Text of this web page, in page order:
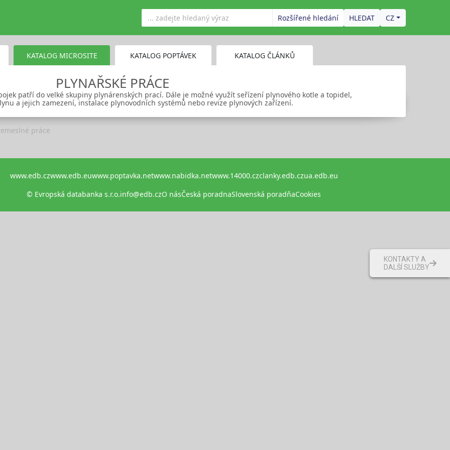
Rozšířené hledání CZ
KATALOG MICROSITE KATALOG POPTÁVEK KATALOG ČLÁNKŮ
PLYNAŘSKÉ PRÁCE
patří do velké skupiny plynárenských prací. Dále je možné využít seřízení plynového kotle a topidel,
a jejich zamezení, instalace plynovodních systémů nebo revize plynových zařízení.
práce
www.edb.czwww.edb.euwww.poptavka.netwww.nabidka.netwww.14000.czclanky.edb.czua.edb.eu
© Evropská databanka s.r.o.info@edb.czO násČeská poradnaSlovenská poradňaCookies
KONTAKTY A
DALŠÍ SLUŽBY